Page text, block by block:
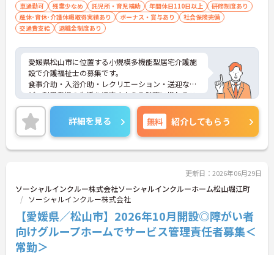
車通勤可 残業少なめ 託児所・育児補助 年間休日110日以上
研修制度あり
産休･育休･介護休暇取得実績あり
ボーナス・賞与あり
社会保険完備
交通費支給
退職金制度あり
愛媛県松山市に位置する小規模多機能型居宅介護施
設で介護福祉士の募集です。
食事介助・入浴介助・レクリエーション・送迎な
ど、利用者様の生活を幅広く支える業務に携わるこ
とができます。送迎車はAT車で、松山市近郊を30分
程度で回る範囲のため、運転に大きな負担がない点
も特徴です。定員25名と比較的小規模なため、一人
ひとりに寄り添ったケアがしやすい環境です。ま
た、プリセプター制度や研修制度が整っており、経
ご興味のある方には、面接対策ポイントなどさらに
詳細をお話いたしますので、お気軽にご相談くださ
い。
詳細を見る 無料 紹介してもらう
更新日：2026年06月29日
ソーシャルインクルー株式会社ソーシャルインクルーホーム松山堀江町
ソーシャルインクルー株式会社
【愛媛県／松山市】2026年10月開設◎障がい者
向けグループホームでサービス管理責任者募集＜
常勤＞